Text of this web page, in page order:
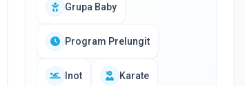
Grupa Baby
Program Prelungit
Inot Karate